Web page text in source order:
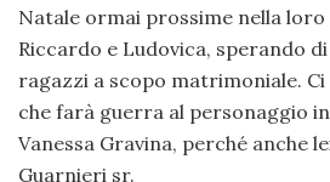
Natale ormai prossime nella
Riccardo e Ludovica, sperando
ragazzi a scopo matrimoniale. Ci
che farà guerra al personaggio
Vanessa Gravina, perché anche
Guarnieri sr.